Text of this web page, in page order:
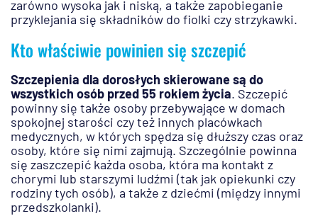
zarówno wysoka jak i niską, a także zapobieganie
przyklejania się składników do fiolki czy strzykawki.
Kto właściwie powinien się szczepić
Szczepienia dla dorosłych skierowane są do
wszystkich osób przed 55 rokiem życia. Szczepić
powinny się także osoby przebywające w domach
spokojnej starości czy też innych placówkach
medycznych, w których spędza się dłuższy czas oraz
osoby, które się nimi zajmują. Szczególnie powinna
się zaszczepić każda osoba, która ma kontakt z
chorymi lub starszymi ludźmi (tak jak opiekunki czy
rodziny tych osób), a także z dziećmi (między innymi
przedszkolanki).